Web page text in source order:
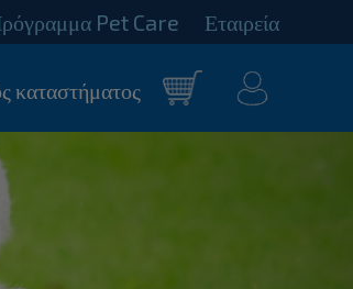
Pet Care Εταιρεία
καταστήματος
καλάθι
λογαριασμός
μου